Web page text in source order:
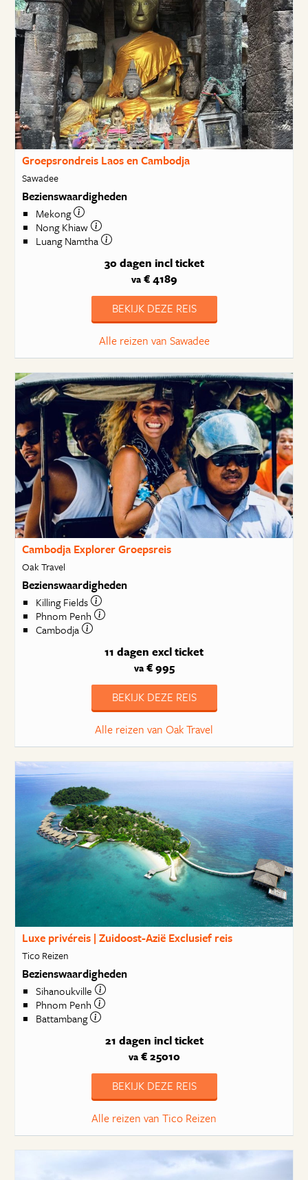
Groepsrondreis Laos en Cambodja
Sawadee
Bezienswaardigheden
Mekong
Nong Khiaw
Luang Namtha
30 dagen incl ticket
va€ 4189
BEKIJK DEZE REIS
Alle reizen van Sawadee
Cambodja Explorer Groepsreis
Oak Travel
Bezienswaardigheden
Killing Fields
Phnom Penh
Cambodja
11 dagen excl ticket
va€ 995
BEKIJK DEZE REIS
Alle reizen van Oak Travel
Luxe privéreis | Zuidoost-Azië Exclusief reis
Tico Reizen
Bezienswaardigheden
Sihanoukville
Phnom Penh
Battambang
21 dagen incl ticket
va€ 25010
BEKIJK DEZE REIS
Alle reizen van Tico Reizen